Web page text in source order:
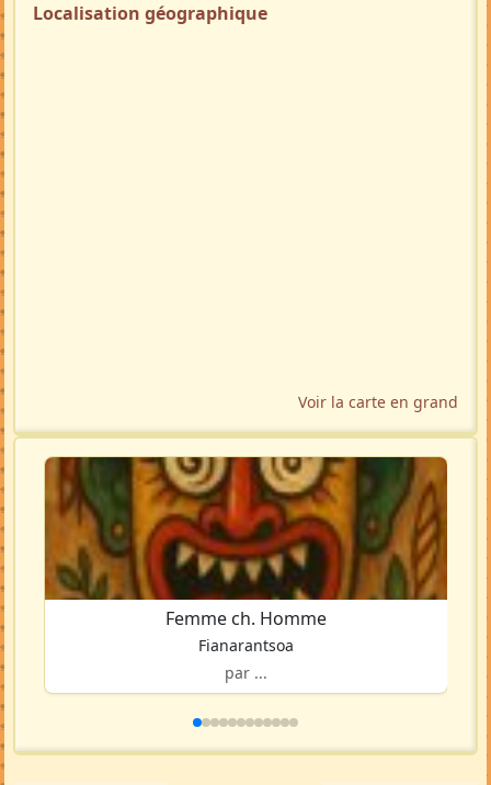
Localisation géographique
Voir la carte en grand
Femme ch. Homme
Fianarantsoa
par ...